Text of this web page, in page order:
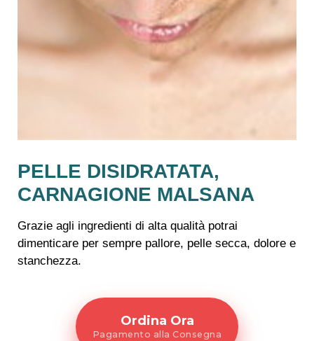
PELLE DISIDRATATA,
CARNAGIONE MALSANA
Grazie agli ingredienti di alta qualità potrai
dimenticare per sempre pallore, pelle secca, dolore e
stanchezza.
Ordina Ora
Pagamento alla Consegna